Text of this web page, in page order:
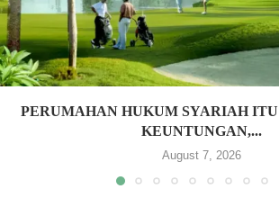
PERUMAHAN HUKUM SYARIAH
KEUNTUNGAN,...
August 7, 2026